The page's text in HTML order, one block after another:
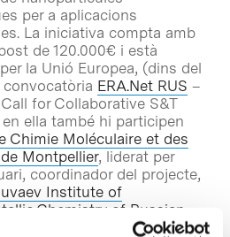
per a aplicacions
La iniciativa compta amb
de 120.000€ i està
la Unió Europea, (dins del
convocatòria ERA.Net RUS –
for Collaborative S&T
ella també hi participen
Chimie Moléculaire et des
Montpellier, liderat per
coordinador del projecte,
Institute of
Chemistry of Russian
, dirigit per